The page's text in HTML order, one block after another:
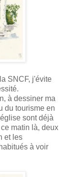
SNCF, j'évite
à dessiner ma
du tourisme en
sont déjà
matin là, deux
et les
à voir